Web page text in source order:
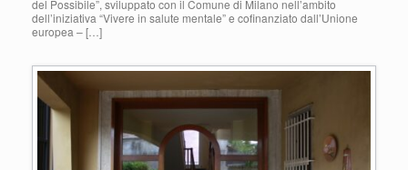
del Possibile”, sviluppato con il Comune di Milano nell’ambito
dell’iniziativa “Vivere in salute mentale” e cofinanziato dall’Unione
europea – […]